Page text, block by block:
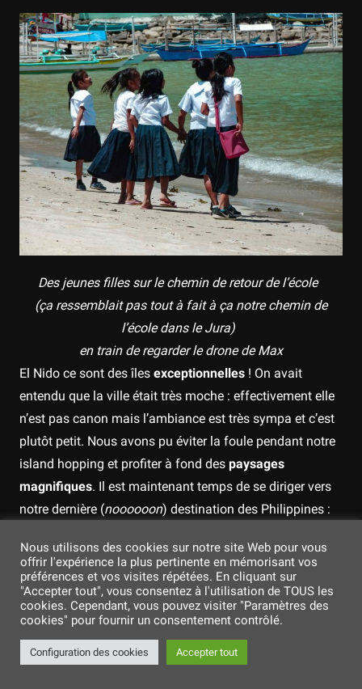
Des jeunes filles sur le chemin de retour de l’école
(ça ressemblait pas tout à fait à ça notre chemin de
l’école dans le Jura)
en train de regarder le drone de Max
El Nido ce sont des îles exceptionnelles ! On avait
entendu que la ville était très moche : effectivement elle
n’est pas canon mais l’ambiance est très sympa et c’est
plutôt petit. Nous avons pu éviter la foule pendant notre
island hopping et profiter à fond des paysages
magnifiques. Il est maintenant temps de se diriger vers
notre dernière (noooooon) destination des Philippines :
Tu pars aux Philippines ? À lire
également
Bilan de 6 semaines :
Budget & itinéraire pour 6
Nous utilisons des cookies sur notre site Web pour vous
offrir l'expérience la plus pertinente en mémorisant vos
préférences et vos visites répétées. En cliquant sur
"Accepter tout", vous consentez à l'utilisation de TOUS les
cookies. Cependant, vous pouvez visiter "Paramètres des
cookies" pour fournir un consentement contrôlé.
Configuration des cookies Accepter tout